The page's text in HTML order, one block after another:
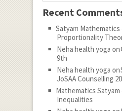
Recent
Satyam Mathematics
Proportionality
Neha health yoga on
9th
Neha health yoga on
JoSAA Counselling
Mathematics Satyam
Inequalities